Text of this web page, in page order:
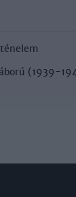
(1939-